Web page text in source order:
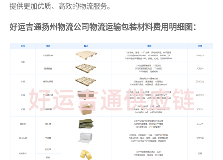
提供更加优质、高效的物流服务。
好运吉通扬州物流公司物流运输包装材料费用明细图：